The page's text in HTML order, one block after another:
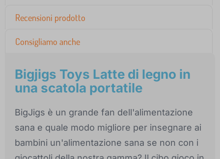
Recensioni prodotto
Consigliamo anche
Bigjigs Toys Latte di legno in
una scatola portatile
BigJigs è un grande fan dell'alimentazione
sana e quale modo migliore per insegnare ai
bambini un'alimentazione sana se non con i